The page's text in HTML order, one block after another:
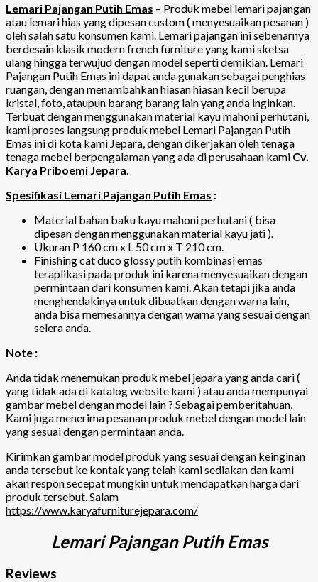
Lemari Pajangan Putih Emas – Produk mebel lemari pajangan
atau lemari hias yang dipesan custom ( menyesuaikan pesanan )
oleh salah satu konsumen kami. Lemari pajangan ini sebenarnya
berdesain klasik modern french furniture yang kami sketsa
ulang hingga terwujud dengan model seperti demikian. Lemari
Pajangan Putih Emas ini dapat anda gunakan sebagai penghias
ruangan, dengan menambahkan hiasan hiasan kecil berupa
kristal, foto, ataupun barang barang lain yang anda inginkan.
Terbuat dengan menggunakan material kayu mahoni perhutani,
kami proses langsung produk mebel Lemari Pajangan Putih
Emas ini di kota kami Jepara, dengan dikerjakan oleh tenaga
tenaga mebel berpengalaman yang ada di perusahaan kami Cv.
Karya Priboemi Jepara.
Spesifikasi Lemari Pajangan Putih Emas :
Material bahan baku kayu mahoni perhutani ( bisa
dipesan dengan menggunakan material kayu jati ).
Ukuran P 160 cm x L 50 cm x T 210 cm.
Finishing cat duco glossy putih kombinasi emas
teraplikasi pada produk ini karena menyesuaikan dengan
permintaan dari konsumen kami. Akan tetapi jika anda
menghendakinya untuk dibuatkan dengan warna lain,
anda bisa memesannya dengan warna yang sesuai dengan
selera anda.
Note :
Anda tidak menemukan produk mebel jeparayang anda cari (
yang tidak ada di katalog website kami ) atau anda mempunyai
gambar mebel dengan model lain ? Sebagai pemberitahuan,
Kami juga menerima pesanan produk mebel dengan model lain
yang sesuai dengan permintaan anda.
Kirimkan gambar model produk yang sesuai dengan keinginan
anda tersebut ke kontak yang telah kami sediakan dan kami
akan respon secepat mungkin untuk mendapatkan harga dari
produk tersebut. Salam
https://www.karyafurniturejepara.com/
Lemari Pajangan Putih Emas
Reviews